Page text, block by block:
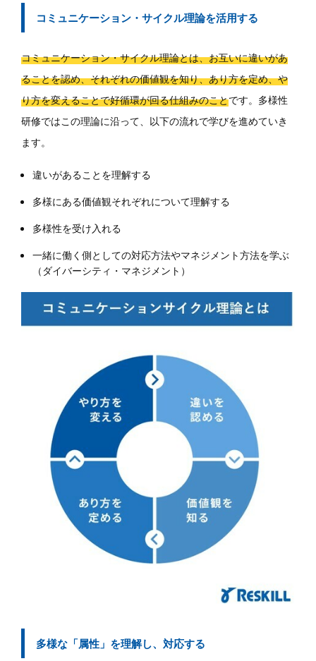
コミュニケーション・サイクル理論を活用する
コミュニケーション・サイクル理論とは、お互いに違いがあ
ることを認め、それぞれの価値観を知り、あり方を定め、や
り方を変えることで好循環が回る仕組みのことです。多様性
研修ではこの理論に沿って、以下の流れで学びを進めていき
ます。
違いがあることを理解する
多様にある価値観それぞれについて理解する
多様性を受け入れる
一緒に働く側としての対応方法やマネジメント方法を学ぶ
（ダイバーシティ・マネジメント）
多様な「属性」を理解し、対応する